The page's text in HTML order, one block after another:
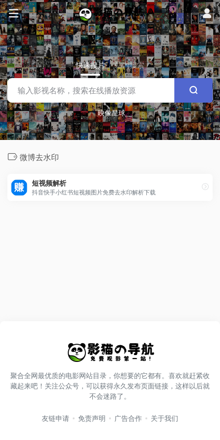
快速搜片 站内搜索
映像星球
微博去水印
短视频解析
抖音快手小红书短视频图片免费去水印解析下载
聚合全网最优质的电影网站目录，你想要的它都有。喜欢就赶紧收
藏起来吧！关注公众号，可以获得永久发布页面链接，这样以后就
不会迷路了。
友链申请 免责声明 广告合作 关于我们